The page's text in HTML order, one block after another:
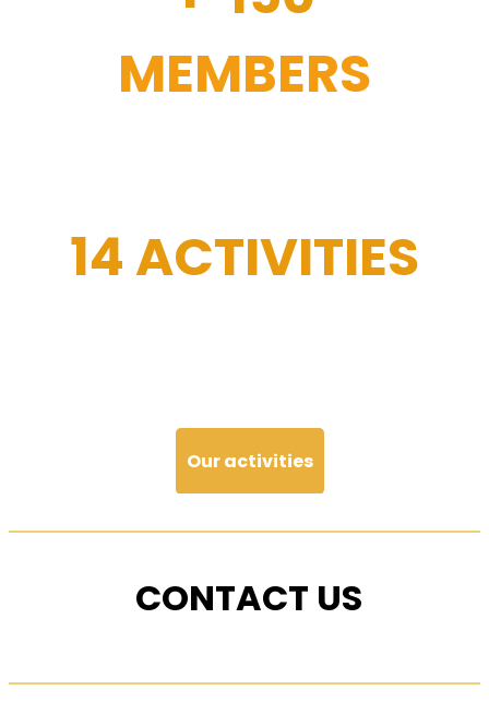
MEMBERS
14 ACTIVITIES
Our activities
CONTACT US